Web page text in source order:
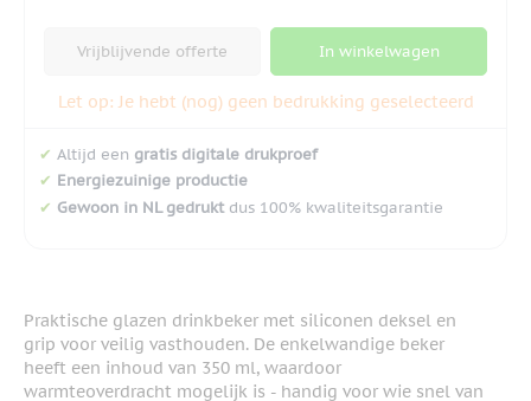
Vrijblijvende offerte In winkelwagen
Let op: Je hebt (nog) geen bedrukking geselecteerd
✔ Altijd een gratis digitale drukproef
✔ Energiezuinige productie
✔ Gewoon in NL gedruktdus 100% kwaliteitsgarantie
Praktische glazen drinkbeker met siliconen deksel en
grip voor veilig vasthouden. De enkelwandige beker
heeft een inhoud van 350 ml, waardoor
warmteoverdracht mogelijk is - handig voor wie snel van